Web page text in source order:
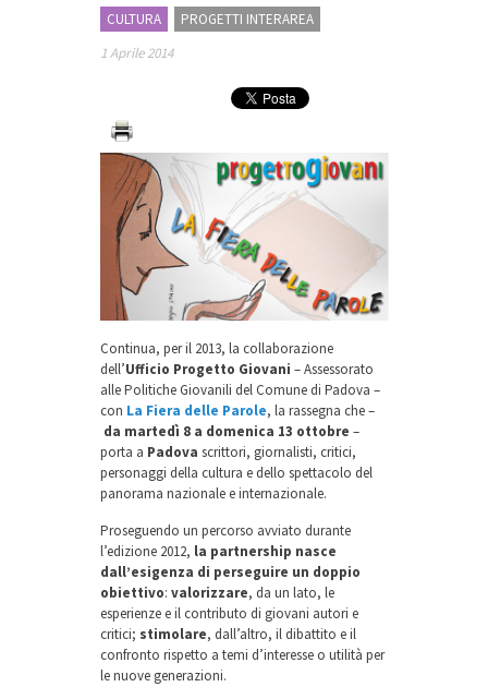
CULTURA
PROGETTI INTERAREA
1 Aprile 2014
Continua, per il 2013, la collaborazione
dell’Ufficio Progetto Giovani – Assessorato
alle Politiche Giovanili del Comune di Padova –
con La Fiera delle Parole, la rassegna che –
da martedì 8 a domenica 13 ottobre –
porta a Padova scrittori, giornalisti, critici,
personaggi della cultura e dello spettacolo del
panorama nazionale e internazionale.
Proseguendo un percorso avviato durante
l’edizione 2012, la partnership nasce
dall’esigenza di perseguire un doppio
obiettivo: valorizzare, da un lato, le
esperienze e il contributo di giovani autori e
critici; stimolare, dall’altro, il dibattito e il
confronto rispetto a temi d’interesse o utilità per
le nuove generazioni.